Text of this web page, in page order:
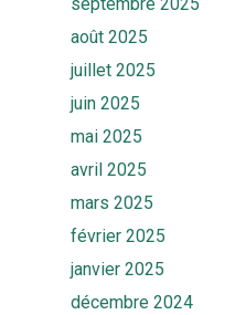
août 2025
juillet 2025
juin 2025
mai 2025
avril 2025
mars 2025
février 2025
janvier 2025
décembre 2024